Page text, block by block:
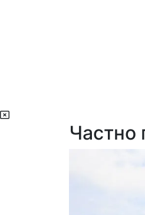
Частно